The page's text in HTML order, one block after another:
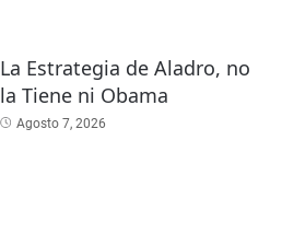
La Estrategia de Aladro, no
la Tiene ni Obama
Agosto 7, 2026